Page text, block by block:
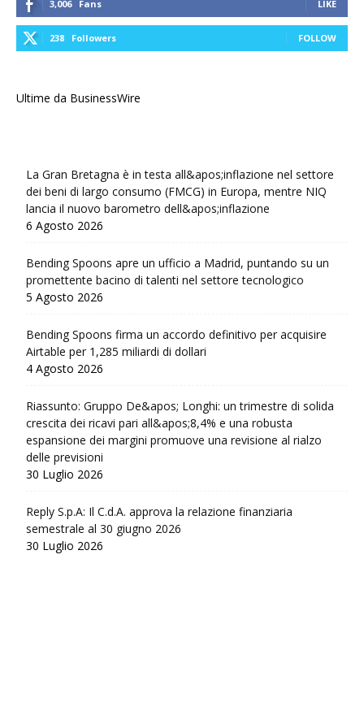
3,006 Fans LIKE
238 Followers FOLLOW
Ultime da BusinessWire
La Gran Bretagna è in testa all&apos;inflazione nel settore
dei beni di largo consumo (FMCG) in Europa, mentre NIQ
lancia il nuovo barometro dell&apos;inflazione
6 Agosto 2026
Bending Spoons apre un ufficio a Madrid, puntando su un
promettente bacino di talenti nel settore tecnologico
5 Agosto 2026
Bending Spoons firma un accordo definitivo per acquisire
Airtable per 1,285 miliardi di dollari
4 Agosto 2026
Riassunto: Gruppo De&apos; Longhi: un trimestre di solida
crescita dei ricavi pari all&apos;8,4% e una robusta
espansione dei margini promuove una revisione al rialzo
delle previsioni
30 Luglio 2026
Reply S.p.A: Il C.d.A. approva la relazione finanziaria
semestrale al 30 giugno 2026
30 Luglio 2026